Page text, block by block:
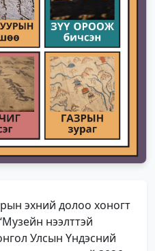
эхний долоо хоногт
нээлттэй
Улсын Үндэсний